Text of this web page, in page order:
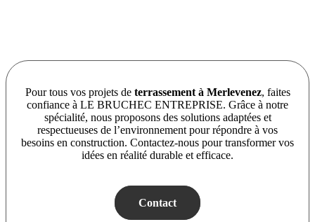
Pour tous vos projets de terrassement à Merlevenez, faites
confiance à LE BRUCHEC ENTREPRISE. Grâce à notre
spécialité, nous proposons des solutions adaptées et
respectueuses de l’environnement pour répondre à vos
besoins en construction. Contactez-nous pour transformer vos
idées en réalité durable et efficace.
Contact